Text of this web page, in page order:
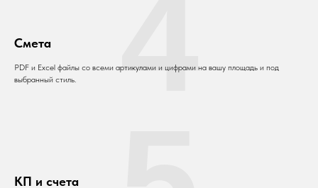
Смета
PDF и Excel файлы со всеми артикулами и цифрами на вашу площадь и под
выбранный стиль.
4
КП и счета